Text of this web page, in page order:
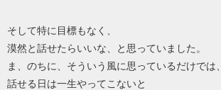
そして特に目標もなく、
漠然と話せたらいいな、と思っていました。
ま、のちに、そういう風に思っているだけでは、
話せる日は一生やってこないと